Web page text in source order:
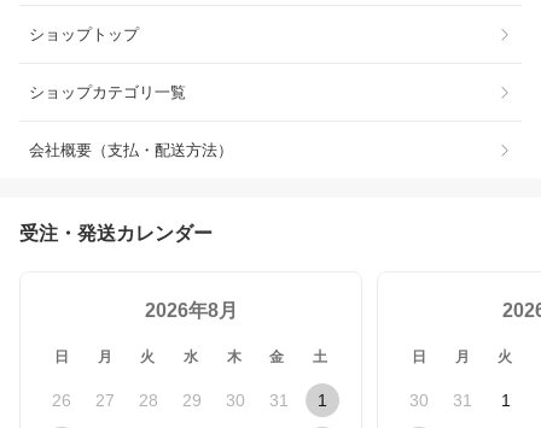
ショップトップ
ショップカテゴリ一覧
会社概要（支払・配送方法）
受注・発送カレンダー
2026年8月
日 月 火 水 木 金 土
26 27 28 29 30 31 1
日 月 火
30 31 1